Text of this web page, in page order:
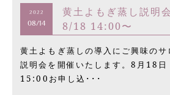
2022
08/14
黄土よもぎ蒸し説明
8/18 14:00〜
黄土よもぎ蒸しの導入にご興味のサ
説明会を開催いたします。8月18
15:00お申し込･･･